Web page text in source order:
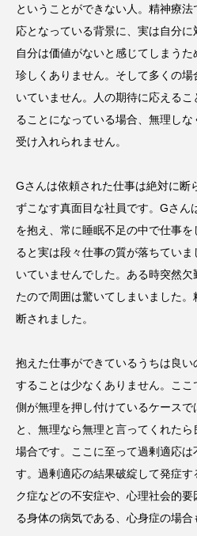
ということができない人。精神療
応となっている背景に、実は自分
自分は価値がないと感じてしまう
珍しくありません。そして多くの
いていません。人の期待に応えるこ
ることになっている場合、無理し
受け入れられません。
Gさんは依頼された仕事は絶対に断
ずこなす真面目な社員です。Gさん
を抱え、常に睡眠不足の中で仕事を
ると実は段々仕事の質が落ちてい
いていませんでした。ある時突然
たので周囲は驚いてしまいました
断されました。
抱えた仕事ができているうちは良
することは少なくありません。こ
側が無理を押し付けているケース
と、無理なら無理と言ってくれた
場合です。ここに至って過剰適応
す。過剰適応の結果破綻して発症
ク症などの不安症や、心理社会的要
る身体の病気である、心身症の場合